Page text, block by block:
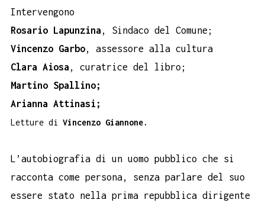
Intervengono
Rosario Lapunzina , Sindaco del Comune;
Vincenzo Garbo, assessore alla cultura
Clara Aiosa , curatrice del libro;
Martino Spallino;
Arianna Attinasi;
Letture di Vincenzo Giannone.
L’autobiografia di un uomo pubblico che si
racconta come persona, senza parlare del suo
essere stato nella prima repubblica dirigente